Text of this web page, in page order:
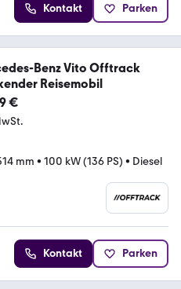
Kontakt Parken
Benz Vito Offtrack
Reisemobil
€
mm • 100 kW (136 PS) • Diesel
Kontakt Parken